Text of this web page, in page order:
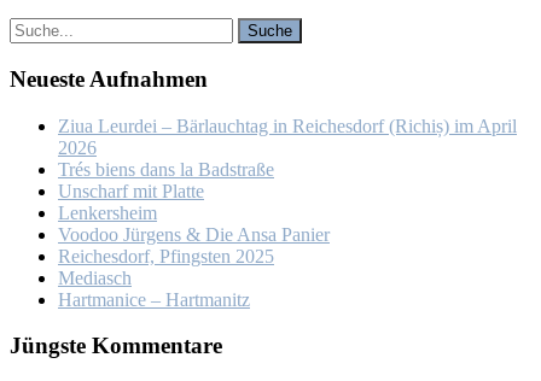
Neu­es­te Auf­nah­men
Ziua Leur­dei – Bär­lauch­tag in Rei­ches­dorf (Ri­chiș) im April
2026
Trés biens dans la Bad­stra­ße
Un­scharf mit Plat­te
Len­kers­heim
Voo­doo Jür­gens & Die An­sa Pa­nier
Rei­ches­dorf, Pfings­ten 2025
Me­dia­sch
Hart­ma­nice – Hart­ma­nitz
Jüngs­te Kom­men­ta­re